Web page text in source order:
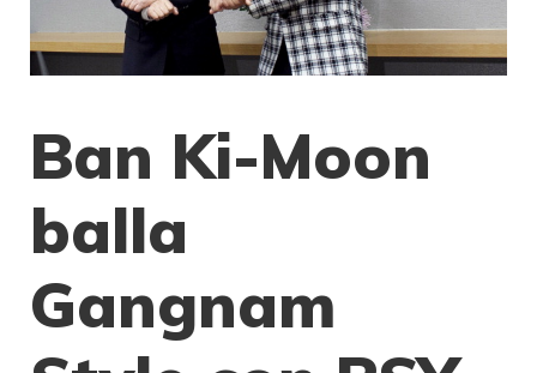
Ban Ki-Moon
balla
Gangnam